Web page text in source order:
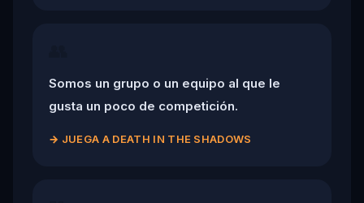
Somos un grupo o un equipo al que le
gusta un poco de competición.
→ JUEGA A DEATH IN THE SHADOWS